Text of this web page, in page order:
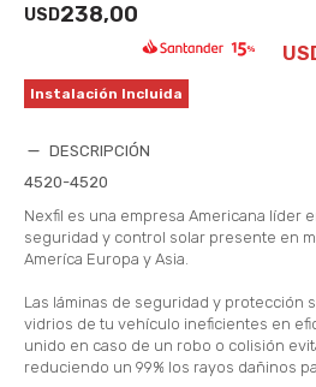
USD238,00
Instalación Incluida
DESCRIPCIÓN
4520-4520
Nexfil es una empresa Americana líder
seguridad y control solar presente en
Ameríca Europa y Asia.
Las láminas de seguridad y protección
vidrios de tu vehículo ineficientes en
unido en caso de un robo o colisión
reduciendo un 99% los rayos dañinos